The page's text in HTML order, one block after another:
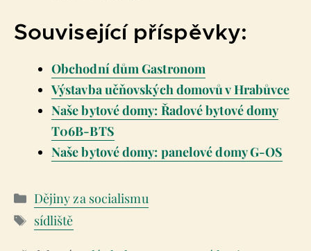
Související příspěvky:
Obchodní dům Gastronom
Výstavba učňovských domovů v Hrabůvce
Naše bytové domy: Řadové bytové domy
T06B-BTS
Naše bytové domy: panelové domy G-OS
Rubriky
Dějiny za socialismu
Štítky
sídliště